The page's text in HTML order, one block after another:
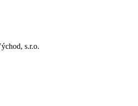
s.r.o.